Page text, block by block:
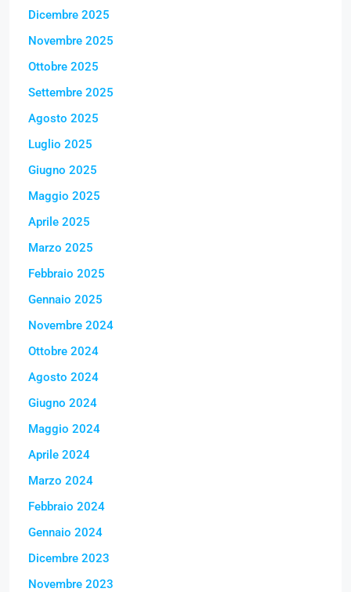
Dicembre 2025
Novembre 2025
Ottobre 2025
Settembre 2025
Agosto 2025
Luglio 2025
Giugno 2025
Maggio 2025
Aprile 2025
Marzo 2025
Febbraio 2025
Gennaio 2025
Novembre 2024
Ottobre 2024
Agosto 2024
Giugno 2024
Maggio 2024
Aprile 2024
Marzo 2024
Febbraio 2024
Gennaio 2024
Dicembre 2023
Novembre 2023